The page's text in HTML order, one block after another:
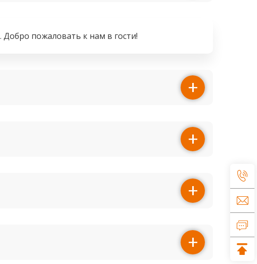
пожаловать к нам в гости!